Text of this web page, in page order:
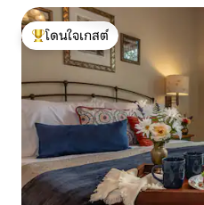
โดนใจเกสต์ที่สุด
โดนใจเกสต์